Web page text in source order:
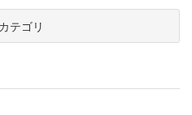
テゴリ